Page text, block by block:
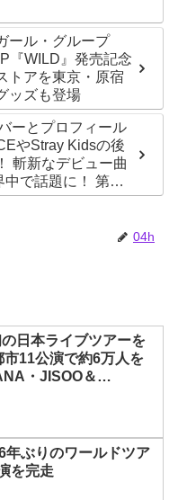
ール・グループ
『WILD』発売記念
トアを東京・原宿
ッズも登場
ーとプロフィール
やStray Kidsの後
斬新なデビュー曲
中で話題に！ 第４
美女ソリュンをは
04h
の日本ライブツアーを
11公演で約6万人を
・JISOO＆
年ぶりのワールドツア
を完走